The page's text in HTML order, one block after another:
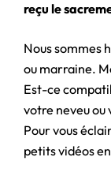
reçu le
Nous sommes
ou marraine.
Est-ce
votre neveu ou
Pour vous
petits vidéos